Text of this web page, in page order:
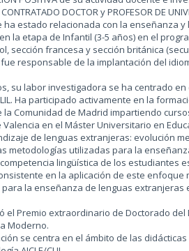
DOCTOR y PROFESOR DE
ha estado relacionada con la enseñanza y
la etapa de Infantil (3-5 años) en el
sección francesa y sección británica
responsable de la implantación del
su labor investigadora se ha centrado
Ha participado activamente en la
Comunidad de Madrid impartiendo
en el Máster Universitario en
de lenguas extranjeras: evolución
metodologías utilizadas para la
lingüística de los estudiantes
en la aplicación de este enfoque
la enseñanza de lenguas
el Premio extraordinario de Doctorado
Moderno.
se centra en el ámbito de las